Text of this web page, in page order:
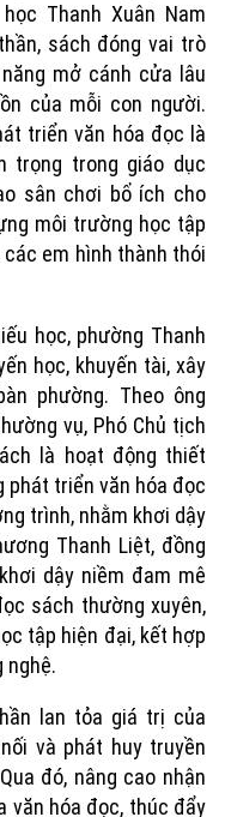
Thanh Xuân Nam
sách đóng vai trò
mở cánh cửa lâu
của mỗi con người.
triển văn hóa đọc là
trọng trong giáo dục
sân chơi bổ ích cho
môi trường học tập
em hình thành thói
học, phường Thanh
học, khuyến tài, xây
phường. Theo ông
vụ, Phó Chủ tịch
là hoạt động thiết
triển văn hóa đọc
trình, nhằm khơi dậy
Thanh Liệt, đồng
dậy niềm đam mê
sách thường xuyên,
tập hiện đại, kết hợp
nghệ.
lan tỏa giá trị của
và phát huy truyền
đó, nâng cao nhận
văn hóa đọc, thúc đẩy